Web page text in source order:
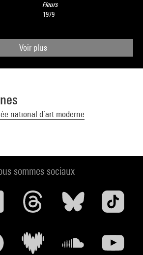
Fleurs
1979
Voir plus
national d’art moderne
sommes sociaux